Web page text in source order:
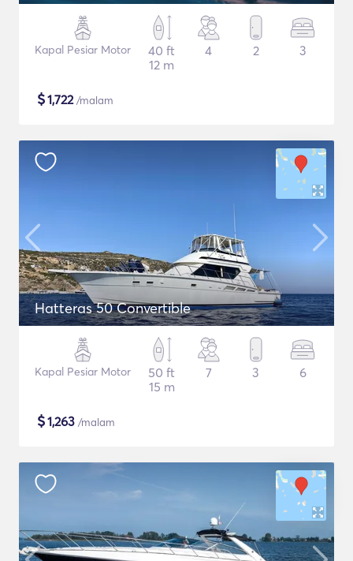
Kapal Pesiar Motor
40 ft
12 m
4 2 3
$1,722/malam
Hatteras 50 Convertible
Kapal Pesiar Motor
50 ft
15 m
7 3 6
$1,263 /malam